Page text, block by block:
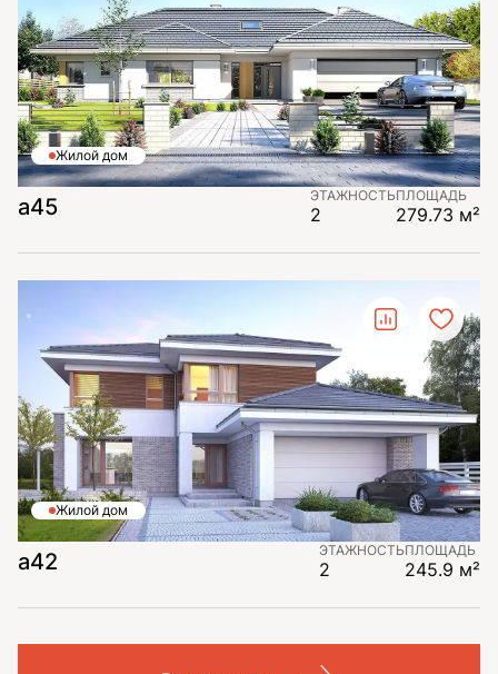
Жилой дом
a45 ЭТАЖНОСТЬ
2
ПЛОЩАДЬ
279.73 м²
Жилой дом
a42 ЭТАЖНОСТЬ
2
ПЛОЩАДЬ
245.9 м²